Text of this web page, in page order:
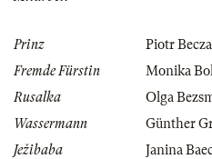
Prinz
Piotr
Fremde Fürstin
Monika
Rusalka
Olga
Wassermann
Günther
Ježibaba
Janina